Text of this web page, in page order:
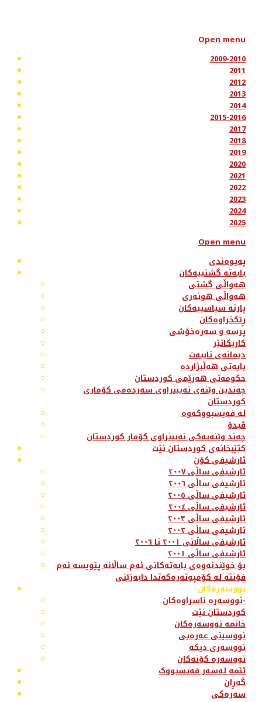
Open menu
2009-2010
2011
2012
2013
2014
2015-2016
2017
2018
2019
2020
2021
2022
2023
2024
2025
Open menu
پەیوەندی
بابەتە گشتییەکان
هەواڵی گشتی
هەواڵی هونەری
پارتە سیاسییەکان
ڕێکخراوەکان
پرسە و سەرەخۆشی
کاریکاتێر
دیمانەی تایبەت
بابەتی هەڵبژاردە
حکومەتی هەرێمی کوردستان
چەندین وێنەی نەبینراوی سەردەمی کۆماری
کوردستان
لە فەیسبووکەوە
ڤیدۆ
چەند وێنەیەکی نەبینراوی کۆمار کوردستان
کتێبخانەی کوردستان نێت
ئارشیفی کۆن
ئارشیفی ساڵی ٢٠٠٧
ئارشیفی ساڵی ٢٠٠٦
ئارشیفی ساڵی ٢٠٠٥
ئارشیفی ساڵی ٢٠٠٤
ئارشیفی ساڵی ٢٠٠٣
ئارشیفی ساڵی ٢٠٠٢
ئارشیفی ساڵانی ٢٠٠١ تا ٢٠٠٦
ئارشیفی ساڵی ٢٠٠١
بۆ خوێندنەوەی بابەتەکانی ئەم ساڵانە پێویسە ئەم
فۆنتە لە کۆمپوتەرەکەتدا دابەزێنی
نووسەرەکان
نووسەرە ناسراوەکان-
کوردستان نێت
خانمە نووسەرەکان
نووسینی عەرەبی
نووسەری دیکە
نووسەرە کۆنەکان
ئێمە لەسەر فەیسبووک
گەڕان
سەرەکی